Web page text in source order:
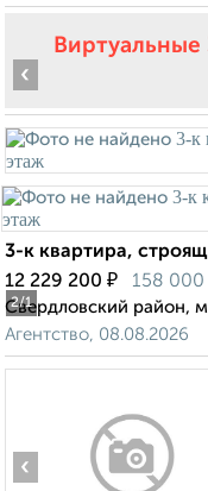
2/1
‹
3-к квартира,
12 229 200 ₽ 158 000
Свердловский район,
Агентство, 08.08.2026
‹